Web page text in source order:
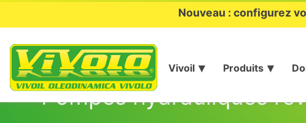
Aller
au
contenu
Nouveau : configurez
Vivoil Produits
Pompes hydrauliques